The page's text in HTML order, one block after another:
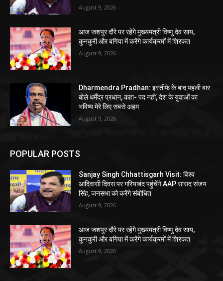
August 9, 2026
आज जशपुर दौरे पर रहेंगे मुख्यमंत्री विष्णु देव साय,
कुनकुरी और बगिया में करेंगे कार्यक्रमों में शिरकत
August 9, 2026
Dharmendra Pradhan: इस्तीफे के बाद पहली बार
बोले धर्मेंद्र प्रधान, कहा- पद नहीं, देश के युवाओं का
भविष्य मेरे लिए सबसे अहम
August 9, 2026
POPULAR POSTS
Sanjay Singh Chhattisgarh Visit: विश्व
आदिवासी दिवस पर गरियाबंद पहुंचेंगे AAP सांसद संजय
सिंह, जनसभा को करेंगे संबोधित
August 9, 2026
आज जशपुर दौरे पर रहेंगे मुख्यमंत्री विष्णु देव साय,
कुनकुरी और बगिया में करेंगे कार्यक्रमों में शिरकत
August 9, 2026